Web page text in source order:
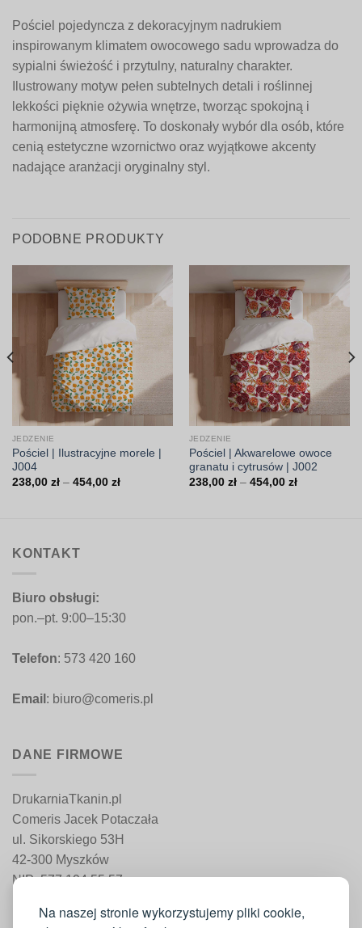
Na naszej stronie wykorzystujemy pliki cookie,
Pościel pojedyncza z dekoracyjnym nadrukiem
inspirowanym klimatem owocowego sadu wprowadza do
sypialni świeżość i przytulny, naturalny charakter.
Ilustrowany motyw pełen subtelnych detali i roślinnej
lekkości pięknie ożywia wnętrze, tworząc spokojną i
harmonijną atmosferę. To doskonały wybór dla osób, które
cenią estetyczne wzornictwo oraz wyjątkowe akcenty
nadające aranżacji oryginalny styl.
PODOBNE PRODUKTY
JEDZENIE
Pościel | Ilustracyjne morele |
J004
238,00 zł – 454,00 złZakres
JEDZENIE
Pościel | Akwarelowe owoce
granatu i cytrusów | J002
238,00 zł – 454,00 złZakres
KONTAKT
Biuro obsługi:
pon.–pt. 9:00–15:30
Telefon: 573 420 160
Email : biuro@comeris.pl
DANE FIRMOWE
DrukarniaTkanin.pl
Comeris Jacek Potaczała
ul. Sikorskiego 53H
42-300 Myszków
NIP: 577 194 55 57